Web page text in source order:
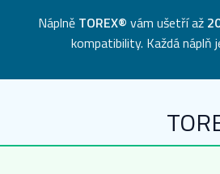
Náplně TOREX® vám ušetří až
kompatibility. Každá náplň